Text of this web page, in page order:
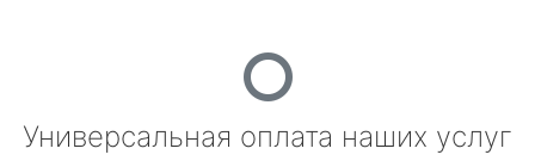
Универсальная оплата наших услуг